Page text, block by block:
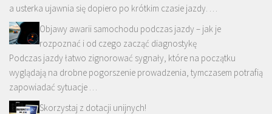
a usterka ujawnia się dopiero po krótkim czasie jazdy. …
Objawy awarii samochodu podczas jazdy – jak je
rozpoznać i od czego zacząć diagnostykę
Podczas jazdy łatwo zignorować sygnały, które na początku
wyglądają na drobne pogorszenie prowadzenia, tymczasem potrafią
zapowiadać sytuacje …
Skorzystaj z dotacji unijnych!